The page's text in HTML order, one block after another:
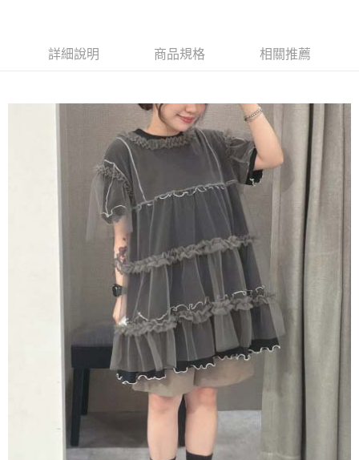
流程，驗證手機門號後，選擇欲分期的期數、繳款截止日，確認付款後即完
消。如遇「轉專審核」未通過狀況，表示未達大哥付你分期系統評分，恕無
1.分期款項不併入電信帳單，「大哥付你分期」於每月結算日後寄送繳費提
2.透過簡訊連結打開帳單後，可選擇「超商條碼／台灣大直營門市／銀行轉
帳／街口支付／iPASS MONEY」等通路繳費。
1.本服務係由「台灣大哥大股份有限公司」（以下簡稱本公司）所提供，讓
用戶於交易時，得透過本服務購買商品或服務，並由商店將買賣／分期付款
買賣價金債權讓與本公司後，依約使用本公司帳單繳交帳款。
2.基於同意付款使用「大哥付你分期」之契約關係目的，商店將以您的個人
資料（包含姓名、電話或地址）提供予台灣大哥大進項蒐集、處理及利用，
由本公司與您本人進行分期帳單所需資料之確認、核對及更正。
3.完整用戶服務條款，請詳閱以下連結：
https://oppay.tw/userRule
【關於「AFTEE先享後付」】
１．簡單：不需註冊會員、不需綁卡、不需儲值。
２．便利：只要手機號碼，簡訊認證，即可結帳。
３．安心：先確認商品／服務後，再付款。
【「AFTEE先享後付」結帳流程】
１．於結帳方式選擇「AFTEE先享後付」後，將跳轉至「AFTEE先享後付」
結帳頁面，進行簡訊認證並確認金額後，即可完成結帳。
２．訂單成立數日內，您將收到繳費通知簡訊。
３．收到繳費通知簡訊後14天內，點擊此簡訊中的連結，可透過四大超商／
ATM／網路銀行／等多元方式進行付款，方視為交易完成。
※ 請注意：結帳手續完成當下不需立刻繳費，但若您需要取消訂單，請聯絡
購買商品的店家。未經商家同意取消之訂單仍視為有效，需透過AFTEE先享
※ 交易是否成功請以「AFTEE先享後付 」之結帳頁面顯示為準，若有關於
是否繳費成功／繳費後需取消欲退款等相關疑問，請聯繫「AFTEE先享後付
https://netprotections.freshdesk.com/support/home
【注意事項】
１．透過由恩沛科技股份有限公司提供之「AFTEE先享後付」服務完成之交
易，需依本服務之必要範圍內提供個人資料，並將交易相關給付款項請求債
權轉讓予恩沛科技股份有限公司。
２．關於個人資料處理事宜，請瀏覽以下網址：
３．未成年的使用者請事先徵得法定代理人或監護人之同意方可使用
「AFTEE先享後付」，若未經同意申辦者引起之損失，本公司不負相關責
每筆NT$60，滿NT$1,500(含以上)免運費
每筆NT$60，滿NT$1,500(含以上)免運費
每筆NT$60，滿NT$1,500(含以上)免運費
每筆NT$60，滿NT$1,500(含以上)免運費
7-11取貨付款
每筆NT$60，滿NT$1,500(含以上)免運費
每筆NT$60，滿NT$1,500(含以上)免運費
詳細說明 商品規格 相關推薦